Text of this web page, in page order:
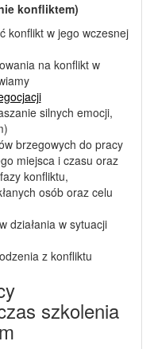
konfliktem)
konflikt w jego wczesnej
na konflikt w
silnych emocji,
brzegowych do pracy
miejsca i czasu oraz
konfliktu,
osób oraz celu
działania w sytuacji
z konfliktu
szkolenia